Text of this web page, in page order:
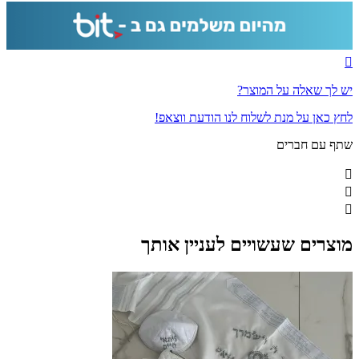
יש לך שאלה על המוצר?
לחץ כאן על מנת לשלוח לנו הודעת ווצאפ!
שתף עם חברים
מוצרים שעשויים לעניין אותך